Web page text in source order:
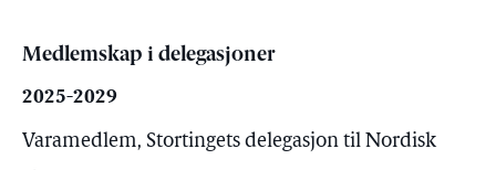
Medlemskap i delegasjoner
2025-2029
Varamedlem, Stortingets delegasjon til Nordisk